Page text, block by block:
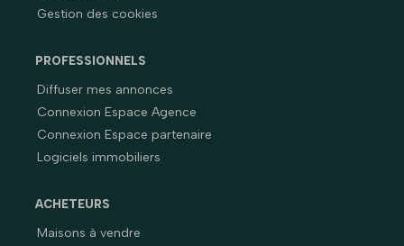
Gestion des cookies
PROFESSIONNELS
Diffuser mes annonces
Connexion Espace Agence
Connexion Espace partenaire
Logiciels immobiliers
ACHETEURS
Maisons à vendre